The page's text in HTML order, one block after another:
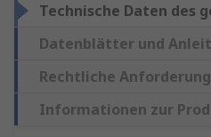
Technische Daten des
Datenblätter und
Rechtliche
Informationen zur